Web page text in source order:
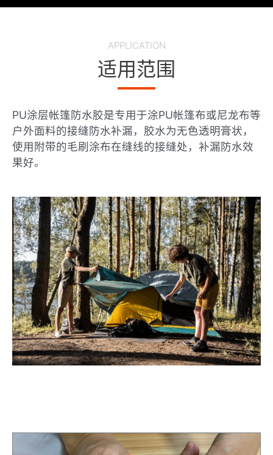
APPLICATION
适用范围
PU涂层帐篷防水胶是专用于涂PU帐篷布或尼龙布等
户外面料的接缝防水补漏，胶水为无色透明膏状，
使用附带的毛刷涂布在缝线的接缝处，补漏防水效
果好。